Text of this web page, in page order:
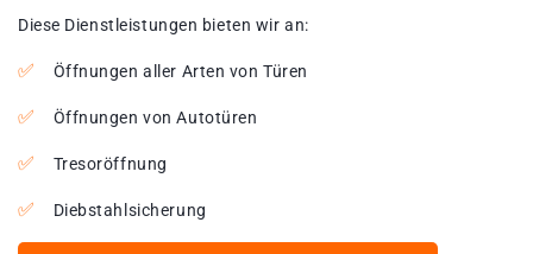
Diese Dienstleistungen bieten wir an:
Öffnungen aller Arten von Türen
Öffnungen von Autotüren
Tresoröffnung
Diebstahlsicherung